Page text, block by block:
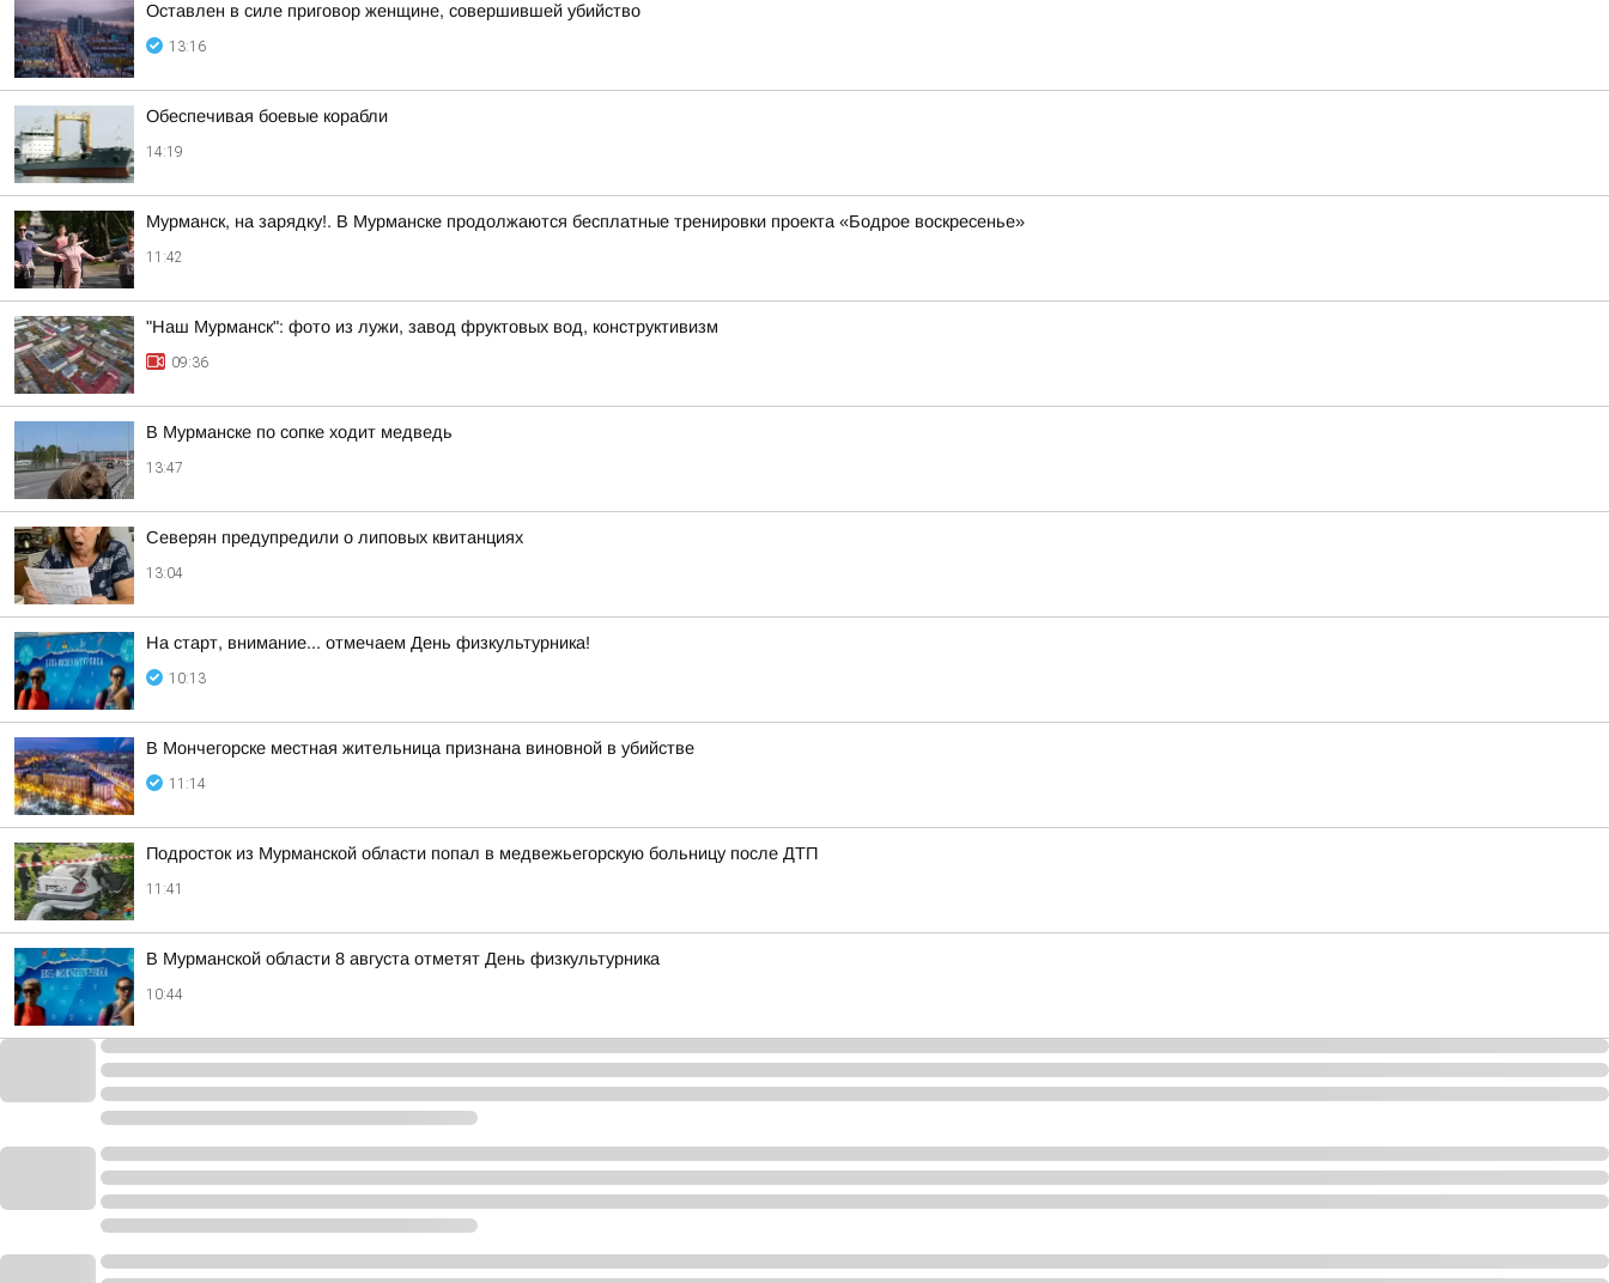
Оставлен в силе приговор женщине, совершившей убийство
13:16
Обеспечивая боевые корабли
14:19
Мурманск, на зарядку!. В Мурманске продолжаются бесплатные тренировки проекта «Бодрое воскресенье»
11:42
"Наш Мурманск": фото из лужи, завод фруктовых вод, конструктивизм
09:36
В Мурманске по сопке ходит медведь
13:47
Северян предупредили о липовых квитанциях
13:04
На старт, внимание... отмечаем День физкультурника!
10:13
В Мончегорске местная жительница признана виновной в убийстве
11:14
Подросток из Мурманской области попал в медвежьегорскую больницу после ДТП
11:41
В Мурманской области 8 августа отметят День физкультурника
10:44